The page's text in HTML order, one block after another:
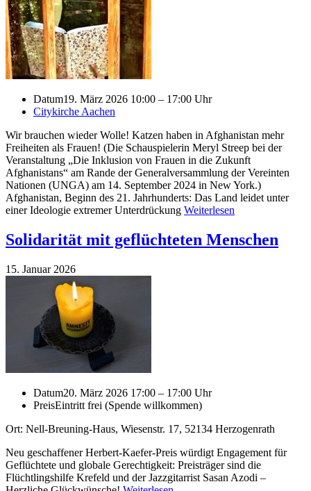
Datum19. März 2026 10:00 – 17:00 Uhr
Citykirche Aachen
Wir brauchen wieder Wolle! Katzen haben in Afghanistan mehr
Freiheiten als Frauen! (Die Schauspielerin Meryl Streep bei der
Veranstaltung „Die Inklusion von Frauen in die Zukunft
Afghanistans“ am Rande der Generalversammlung der Vereinten
Nationen (UNGA) am 14. September 2024 in New York.)
Afghanistan, Beginn des 21. Jahrhunderts: Das Land leidet unter
einer Ideologie extremer Unterdrückung Weiterlesen
Solidarität mit geflüchteten Menschen
15. Januar 2026
Datum20. März 2026 17:00 – 17:00 Uhr
PreisEintritt frei (Spende willkommen)
Ort: Nell-Breuning-Haus, Wiesenstr. 17, 52134 Herzogenrath
Neu geschaffener Herbert-Kaefer-Preis würdigt Engagement für
Geflüchtete und globale Gerechtigkeit: Preisträger sind die
Flüchtlingshilfe Krefeld und der Jazzgitarrist Sasan Azodi ‒